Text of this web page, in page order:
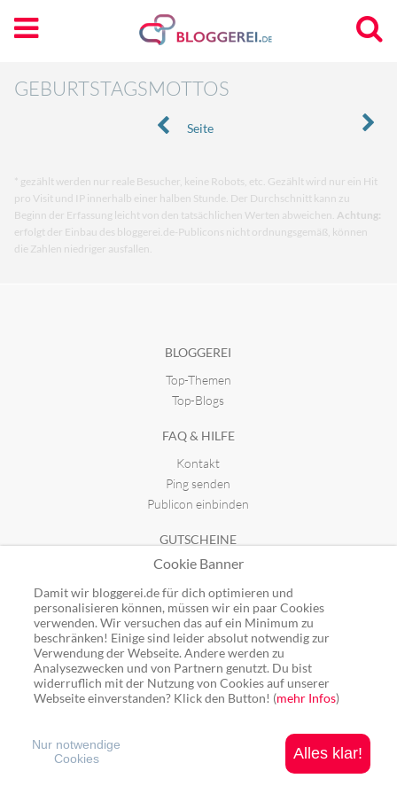
GEBURTSTAGSMOTTOS
Seite
* gezählt werden nur reale Besucher, keine Robots, etc. Gezählt wird nur ein Hit
pro Visit und IP innerhalb einer halben Stunde. Der Durchschnitt kann zu
Beginn der Erfassung leicht von den tatsächlichen Werten abweichen. Achtung:
erfolgt der Einbau des bloggerei.de-Publicons nicht ordnungsgemäß, können
die Zahlen niedriger ausfallen.
BLOGGEREI
Top-Themen
Top-Blogs
FAQ & HILFE
Kontakt
Ping senden
Publicon einbinden
GUTSCHEINE
Top-Gutscheine
Alle Shops
Ping: http://rpc.bloggerei.de/ping/ (*nur für angemeldete Blogs)
Blogverzeichnis Bloggerei.de © 2006 - 2026
Cookie Banner
Damit wir bloggerei.de für dich optimieren und
personalisieren können, müssen wir ein paar Cookies
verwenden. Wir versuchen das auf ein Minimum zu
beschränken! Einige sind leider absolut notwendig zur
Verwendung der Webseite. Andere werden zu
Analysezwecken und von Partnern genutzt. Du bist
widerruflich mit der Nutzung von Cookies auf unserer
Webseite einverstanden? Klick den Button! (mehr Infos)
Alles klar!
Nur notwendige
Cookies